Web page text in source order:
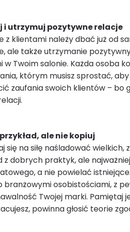
i utrzymuj pozytywne relacje
z klientami należy dbać już od
ale także utrzymanie
w Twoim salonie. Każda osoba
którym musisz sprostać,
zaufania swoich klientów – bo
ale nie kopiuj
się na siłę naśladować
z dobrych praktyk, ale
a nie powielać
branżowymi osobistościami, z
Twojej marki. Pamiętaj
powinna głosić teorie